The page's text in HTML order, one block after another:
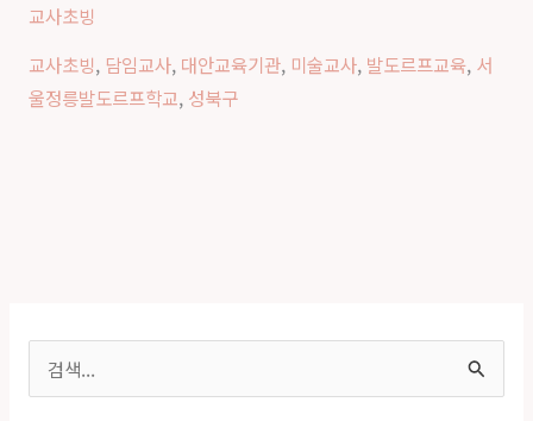
사
술
교사초빙
교사초빙, 담임교사, 대안교육기관, 미술교사, 발도르프교육, 서
울정릉발도르프학교, 성북구